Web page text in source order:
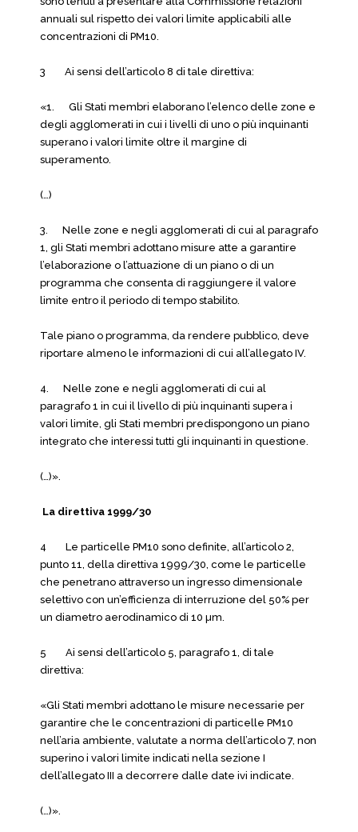
annuali sul rispetto dei valori limite applicabili alle
concentrazioni di PM10.
3 Ai sensi dell’articolo 8 di tale direttiva:
«1. Gli Stati membri elaborano l’elenco delle zone e
degli agglomerati in cui i livelli di uno o più inquinanti
superano i valori limite oltre il margine di
superamento.
(…)
3. Nelle zone e negli agglomerati di cui al paragrafo
1, gli Stati membri adottano misure atte a garantire
l’elaborazione o l’attuazione di un piano o di un
programma che consenta di raggiungere il valore
limite entro il periodo di tempo stabilito.
Tale piano o programma, da rendere pubblico, deve
riportare almeno le informazioni di cui all’allegato IV.
4. Nelle zone e negli agglomerati di cui al
paragrafo 1 in cui il livello di più inquinanti supera i
valori limite, gli Stati membri predispongono un piano
integrato che interessi tutti gli inquinanti in questione.
(…)».
La direttiva 1999/30
4 Le particelle PM10 sono definite, all’articolo 2,
punto 11, della direttiva 1999/30, come le particelle
che penetrano attraverso un ingresso dimensionale
selettivo con un’efficienza di interruzione del 50% per
un diametro aerodinamico di 10 µm.
5 Ai sensi dell’articolo 5, paragrafo 1, di tale
direttiva:
«Gli Stati membri adottano le misure necessarie per
garantire che le concentrazioni di particelle PM10
nell’aria ambiente, valutate a norma dell’articolo 7, non
superino i valori limite indicati nella sezione I
dell’allegato III a decorrere dalle date ivi indicate.
(…)».